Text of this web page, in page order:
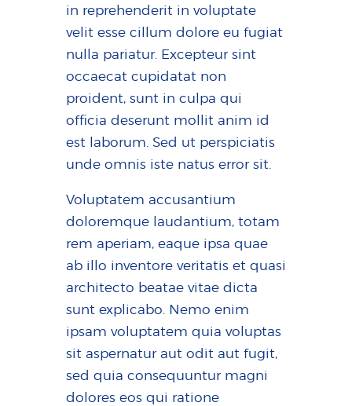
in reprehenderit in voluptate
velit esse cillum dolore eu fugiat
nulla pariatur. Excepteur sint
occaecat cupidatat non
proident, sunt in culpa qui
officia deserunt mollit anim id
est laborum. Sed ut perspiciatis
unde omnis iste natus error sit.
Voluptatem accusantium
doloremque laudantium, totam
rem aperiam, eaque ipsa quae
ab illo inventore veritatis et quasi
architecto beatae vitae dicta
sunt explicabo. Nemo enim
ipsam voluptatem quia voluptas
sit aspernatur aut odit aut fugit,
sed quia consequuntur magni
dolores eos qui ratione